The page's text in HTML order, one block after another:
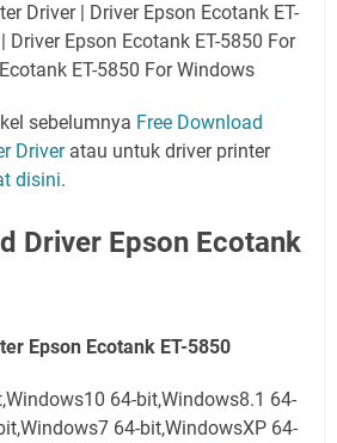
Driver | Driver Epson Ecotank ET-
Epson Ecotank ET-5850 For
ET-5850 For Windows
sebelumnya Free Download
Driveratau untuk driver printer
disini.
Driver Epson Ecotank
Epson Ecotank ET-5850
64-bit,Windows8.1 64-
64-bit,WindowsXP 64-